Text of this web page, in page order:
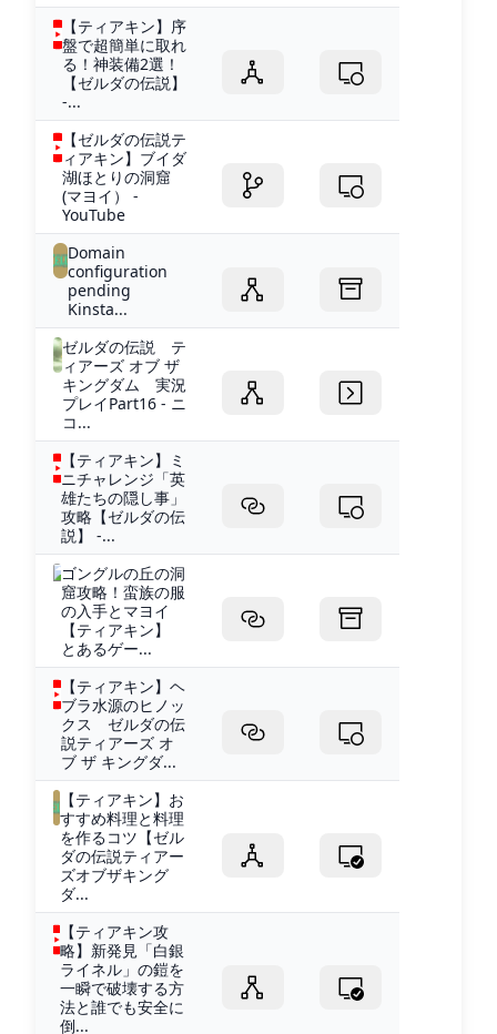
【ティアキン】序
盤で超簡単に取れ
る！神装備2選！
【ゼルダの伝説】
-...
【ゼルダの伝説テ
ィアキン】ブイダ
湖ほとりの洞窟
(マヨイ） -
YouTube
Domain
configuration
pending
Kinsta...
ゼルダの伝説 テ
ィアーズ オブ ザ
キングダム 実況
プレイPart16 - ニ
コ...
【ティアキン】ミ
ニチャレンジ「英
雄たちの隠し事」
攻略【ゼルダの伝
説】 -...
ゴングルの丘の洞
窟攻略！蛮族の服
の入手とマヨイ
【ティアキン】
とあるゲー...
【ティアキン】ヘ
ブラ水源のヒノッ
クス ゼルダの伝
説ティアーズ オ
ブ ザ キングダ...
【ティアキン】お
すすめ料理と料理
を作るコツ【ゼル
ダの伝説ティアー
ズオブザキング
ダ...
【ティアキン攻
略】新発見「白銀
ライネル」の鎧を
一瞬で破壊する方
法と誰でも安全に
倒...